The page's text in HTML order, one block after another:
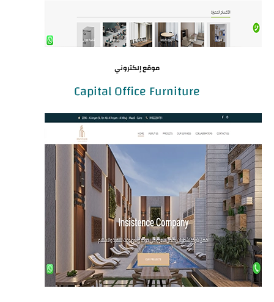
موقع إلكتروني
Capital Office Furniture